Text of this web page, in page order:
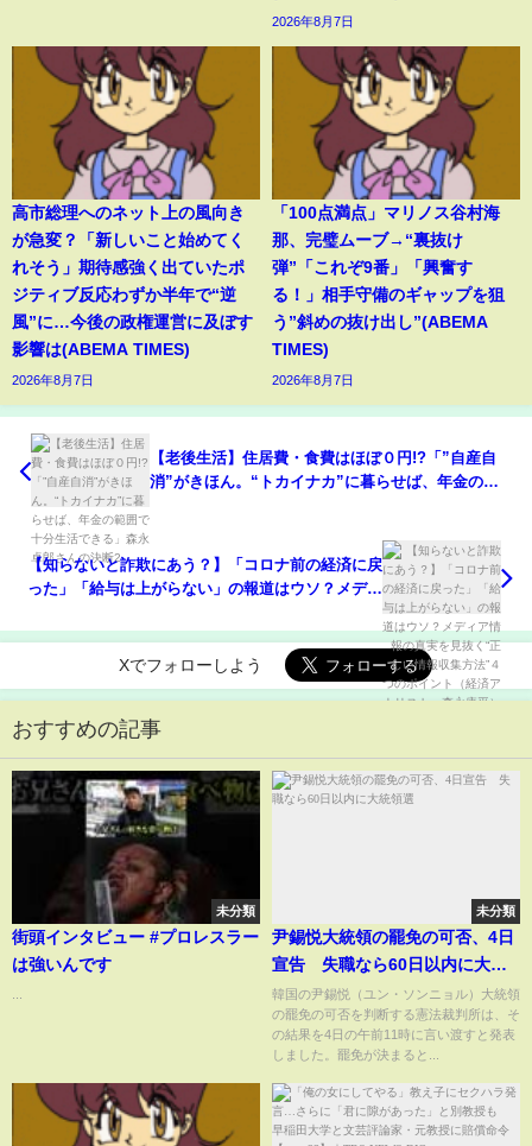
2026年8月7日
高市総理へのネット上の風向き
が急変？「新しいこと始めてく
れそう」期待感強く出ていたポ
ジティブ反応わずか半年で“逆
風”に…今後の政権運営に及ぼす
影響は(ABEMA TIMES)
2026年8月7日
「100点満点」マリノス谷村海
那、完璧ムーブ→“裏抜け
弾”「これぞ9番」「興奮す
る！」相手守備のギャップを狙
う”斜めの抜け出し”(ABEMA
TIMES)
2026年8月7日
【老後生活】住居費・食費はほぼ０円!?「”自産自
消”がきほん。“トカイナカ”に暮らせば、年金の範
【知らないと詐欺にあう？】「コロナ前の経済に戻
った」「給与は上がらない」の報道はウソ？メディ
ポイント（経済アナリスト・森永康平）
【NewSchool】
Xでフォローしよう
おすすめの記事
未分類
街頭インタビュー #プロレスラー
は強いんです
未分類
尹錫悦大統領の罷免の可否、4日
宣告 失職なら60日以内に大統
領選
韓国の尹錫悦（ユン・ソンニョル）大統領
の罷免の可否を判断する憲法裁判所は、そ
の結果を4日の午前11時に言い渡すと発表
しました。罷免が決まると...